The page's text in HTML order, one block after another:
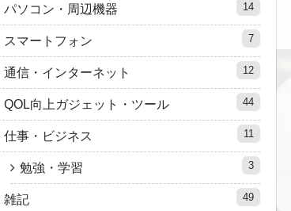
パソコン・周辺機器 14
スマートフォン 7
通信・インターネット 12
QOL向上ガジェット・ツール 44
仕事・ビジネス 11
勉強・学習 3
雑記 49